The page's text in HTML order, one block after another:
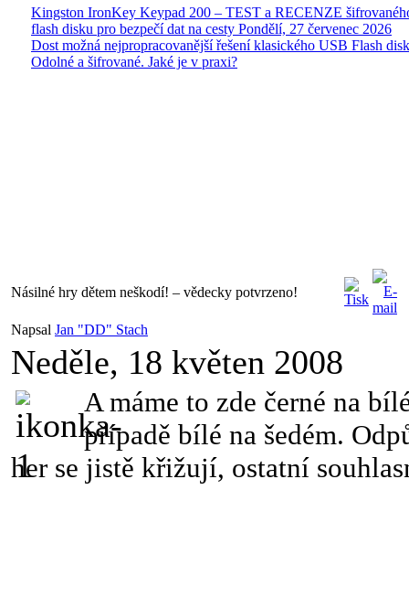
Kingston IronKey Keypad 200 – TEST a RECENZE
flash disku pro bezpečí dat na cesty Pondělí, 27 červenec 2026
Dost možná nejpropracovanější řešení klasického USB Flash
Odolné a šifrované. Jaké je v praxi?
Násilné hry dětem neškodí! – vědecky potvrzeno!
Napsal Jan "DD" Stach
Neděle, 18 květen 2008
A máme to zde černé na
případě bílé na šedém.
her se jistě křižují, ostatní